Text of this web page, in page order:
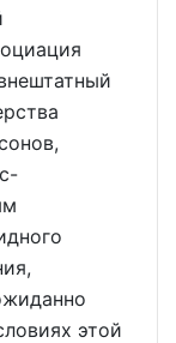
этой